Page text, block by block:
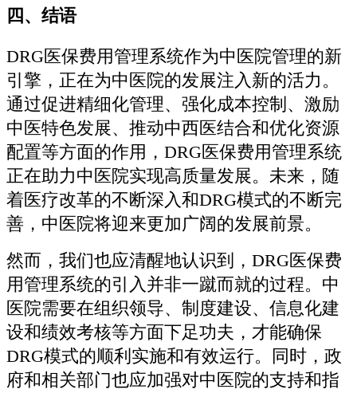
四、结语
DRG医保费用管理系统作为中医院管理的新
引擎，正在为中医院的发展注入新的活力。
通过促进精细化管理、强化成本控制、激励
中医特色发展、推动中西医结合和优化资源
配置等方面的作用，DRG医保费用管理系统
正在助力中医院实现高质量发展。未来，随
着医疗改革的不断深入和DRG模式的不断完
善，中医院将迎来更加广阔的发展前景。
然而，我们也应清醒地认识到，DRG医保费
用管理系统的引入并非一蹴而就的过程。中
医院需要在组织领导、制度建设、信息化建
设和绩效考核等方面下足功夫，才能确保
DRG模式的顺利实施和有效运行。同时，政
府和相关部门也应加强对中医院的支持和指